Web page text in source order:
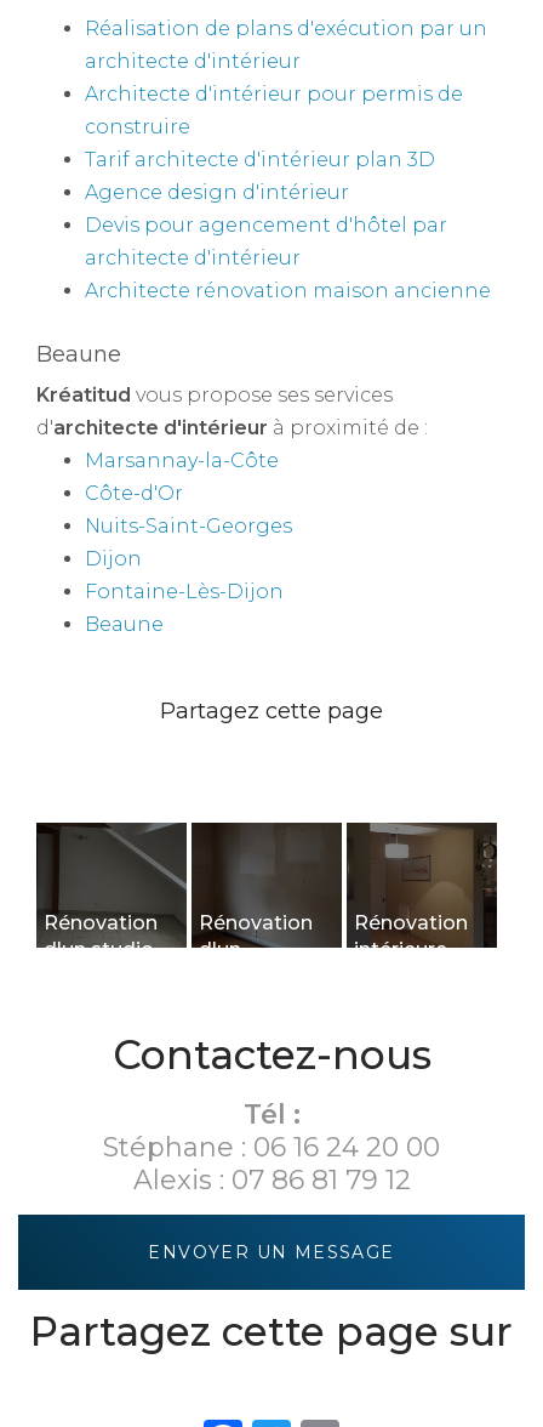
Réalisation de plans d'exécution par un
architecte d'intérieur
Architecte d'intérieur pour permis de
construire
Tarif architecte d'intérieur plan 3D
Agence design d'intérieur
Devis pour agencement d'hôtel par
architecte d'intérieur
Architecte rénovation maison ancienne
Beaune
Kréatitud vous propose ses services
d'architecte d'intérieur à proximité de :
Marsannay-la-Côte
Côte-d'Or
Nuits-Saint-Georges
Dijon
Fontaine-Lès-Dijon
Beaune
Rénovation
d'un studio
Rénovation
d'un
Rénovation
intérieure
Contactez-nous
Tél :
Stéphane : 06 16 24 20 00
Alexis : 07 86 81 79 12
ENVOYER UN MESSAGE
Partagez cette page sur